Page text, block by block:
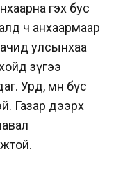
гэх бус
ч анхаармаар
улсынхаа
зүгээ
Урд, өмнө бүс
Газар дээрх